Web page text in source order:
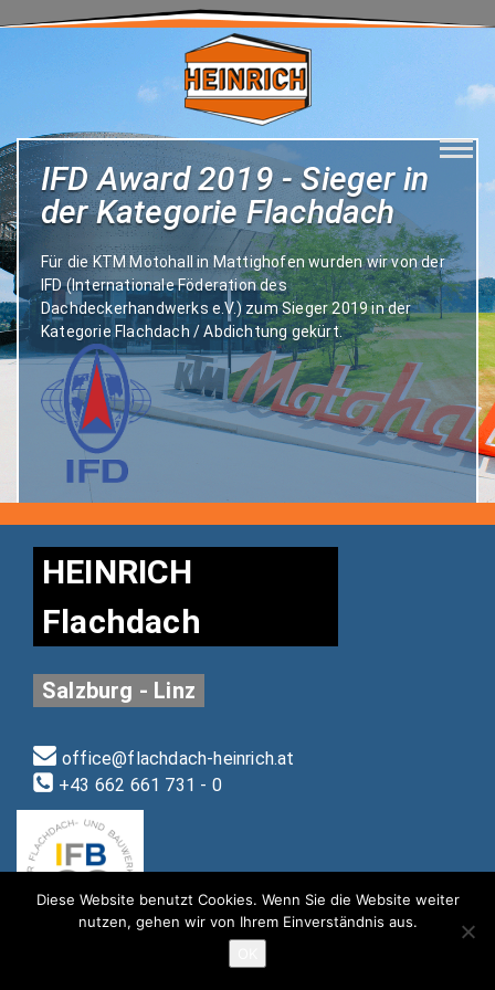
Spektrum
Wohnbau
Industrie
Privat
Kommunal
Kontakt
IFD Award 2019 - Sieger in
der Kategorie Flachdach
Für die KTM Motohall in Mattighofen wurden wir von der
IFD (Internationale Föderation des
Dachdeckerhandwerks e.V.) zum Sieger 2019 in der
Kategorie Flachdach / Abdichtung gekürt.
HEINRICH
Flachdach
Salzburg - Linz
office@flachdach-heinrich.at
+43 662 661 731 - 0
Diese Website benutzt Cookies. Wenn Sie die Website weiter
nutzen, gehen wir von Ihrem Einverständnis aus.